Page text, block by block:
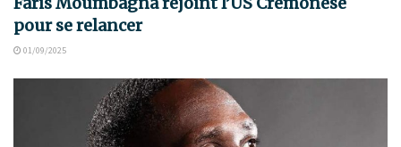
pour se relancer
01/09/2025